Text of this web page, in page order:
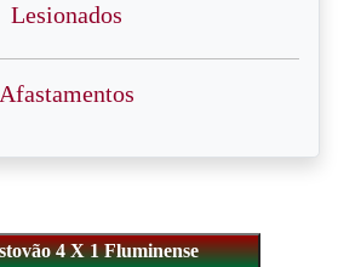
Lesionados
Afastamentos